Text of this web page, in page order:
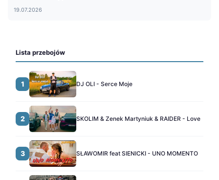
19.07.2026
Lista przebojów
1 DJ OLI - Serce Moje
2 SKOLIM & Zenek Martyniuk & RAIDER - Love
3 SŁAWOMIR feat SIENICKI - UNO MOMENTO